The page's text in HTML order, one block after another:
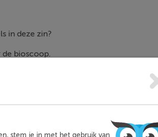
in deze zin?
de bioscoop.
de pauze.
de kooi.
stem je in met het gebruik van